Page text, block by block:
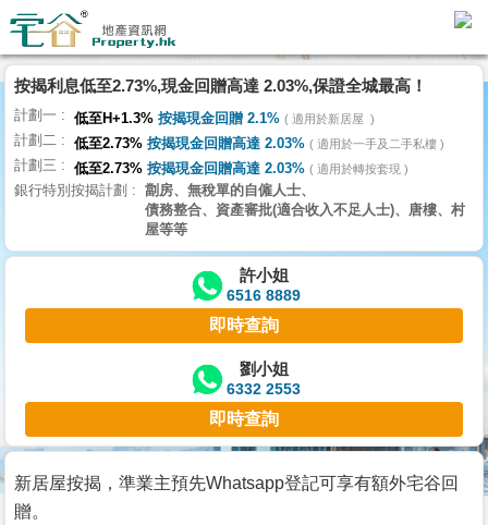
代
理
主
頁
搵
樓/
交
業
主
宅
谷
按
按揭利息低至2.73%,現金回贈高達 2.03%,保證全城最高！
計劃一 低至H+1.3% 按揭現金回贈 2.1% 適用於新居屋
計劃二 低至2.73% 按揭現金回贈高達 2.03% 適用於一手及二手私樓
計劃三 低至2.73% 按揭現金回贈高達 2.03% 適用於轉按套現
銀行特別按揭計劃
劏房、無稅單的自僱人士、
債務整合、資產審批(適合收入不足人士)、唐樓、村
屋等等
許小姐
6516 8889
即時查詢
劉小姐
6332 2553
即時查詢
新居屋按揭，準業主預先Whatsapp登記可享有額外宅谷回
贈。